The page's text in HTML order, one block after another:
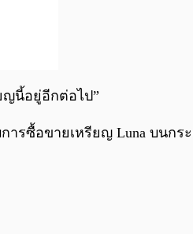
ญนี้อยู่อีกต่อไป”
ารซื้อขายเหรียญ Luna บนกร